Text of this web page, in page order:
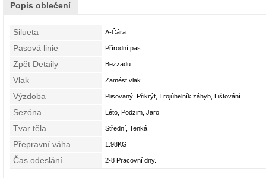
Popis oblečení
Silueta A-Čára
Pasová linie Přírodní pas
Zpět Detaily Bezzadu
Vlak Zamést vlak
Výzdoba Plisovaný, Přikrýt, Trojúhelník záhyb, Lištování
Sezóna Léto, Podzim, Jaro
Tvar těla Střední, Tenká
Přepravní váha 1.98KG
Čas odeslání 2-8 Pracovní dny.